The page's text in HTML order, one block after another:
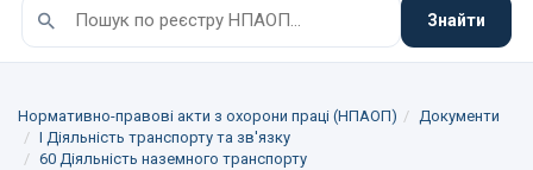
Знайти
Нормативно-правові акти з охорони праці (НПАОП)
Документи
I Діяльність транспорту та зв'язку
60 Діяльність наземного транспорту